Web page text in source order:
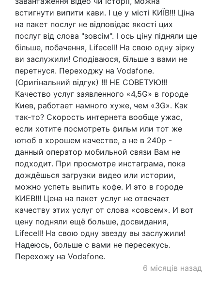
встигнути випити кави. І це у місті КИЇВ!!! Ціна
на пакет послуг не відповідає якості цих
послуг від слова "зовсім". І ось ціну підняли ще
більше, побачення, Lifecell! На свою одну зірку
ви заслужили! Сподіваюся, більше з вами не
перетнуся. Переходжу на Vodafone.
(Оригінальний відгук) !!! НЕ СОВЕТУЮ!!!
Качество услуг заявленного «4,5G» в городе
Киев, работает намного хуже, чем «3G». Как
так-то? Скорость интернета вообще ужас,
если хотите посмотреть фильм или тот же
ютюб в хорошем качестве, а не в 240р -
данный оператор мобильной связи Вам не
подходит. При просмотре инстаграма, пока
дождёшься загрузки видео или истории,
можно успеть выпить кофе. И это в городе
КИЕВ!!! Цена на пакет услуг не отвечает
качеству этих услуг от слова «совсем». И вот
цену подняли ещё больше, досвидания,
Lifecell! На свою одну звезду вы заслужили!
Надеюсь, больше с вами не пересекусь.
Перехожу на Vodafone.
6 місяців назад